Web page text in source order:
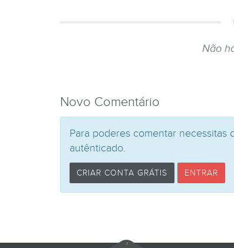
Não
Novo Comentário
Para poderes comentar
autênticado.
CRIAR CONTA GRÁTIS ENTRAR